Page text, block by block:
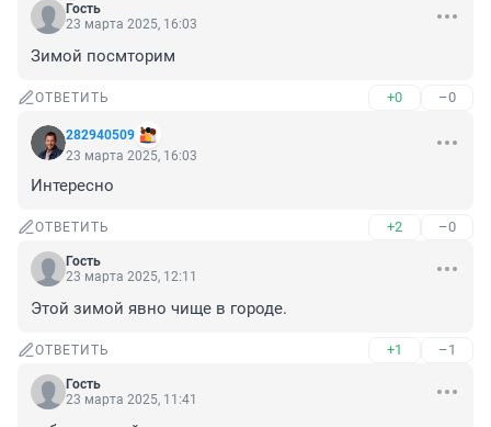
Гость
23 марта 2025, 16:03
Зимой посмторим
ОТВЕТИТЬ +0 –0
282940509
23 марта 2025, 16:03
Интересно
ОТВЕТИТЬ +2 –0
Гость
23 марта 2025, 12:11
Этой зимой явно чище в городе.
ОТВЕТИТЬ +1 –1
Гость
23 марта 2025, 11:41